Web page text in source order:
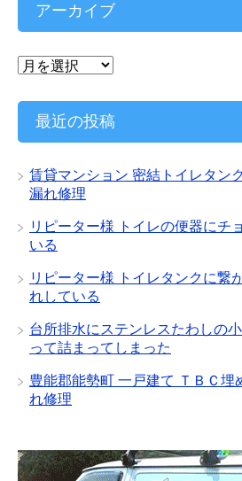
ー
アーカイブ
ア
カ
ブ
最近の投稿
賃貸マンション 密結トイレタン
漏れ修理
リピーター様 トイレの便器にチ
いる
リピーター様 トイレタンクに繋
れしている
台所排水にステンレスたわしの
って詰まってしまった
豊能郡能勢町 一戸建て ＴＢＣ埋
れ修理